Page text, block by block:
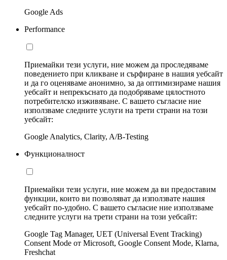
Google Ads
Performance
Приемайки тези услуги, ние можем да проследяваме
поведението при кликване и сърфиране в нашия уебсайт
и да го оценяваме анонимно, за да оптимизираме нашия
уебсайт и непрекъснато да подобряваме цялостното
потребителско изживяване. С вашето съгласие ние
използваме следните услуги на трети страни на този
уебсайт:
Google Analytics, Clarity, A/B-Testing
Функционалност
Приемайки тези услуги, ние можем да ви предоставим
функции, които ви позволяват да използвате нашия
уебсайт по-удобно. С вашето съгласие ние използваме
следните услуги на трети страни на този уебсайт:
Google Tag Manager, UET (Universal Event Tracking)
Consent Mode от Microsoft, Google Consent Mode, Klarna,
Freshchat